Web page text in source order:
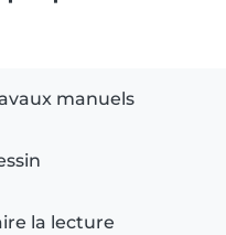
manuels
la lecture